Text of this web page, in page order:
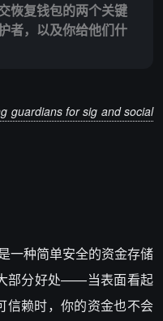
恢复钱包的两个关键
者，以及你给他们什
guardians for sig and social
一种简单安全的资金存储
部分好处——当表面看起
信赖时，你的资金也不会